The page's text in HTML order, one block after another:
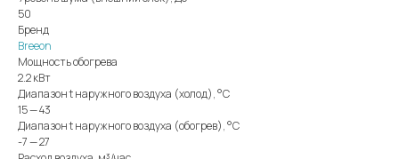
50
Бренд
Breeon
Мощность обогрева
2.2 кВт
Диапазон t наружного воздуха (холод), °C
15 — 43
Диапазон t наружного воздуха (обогрев), °C
-7 — 27